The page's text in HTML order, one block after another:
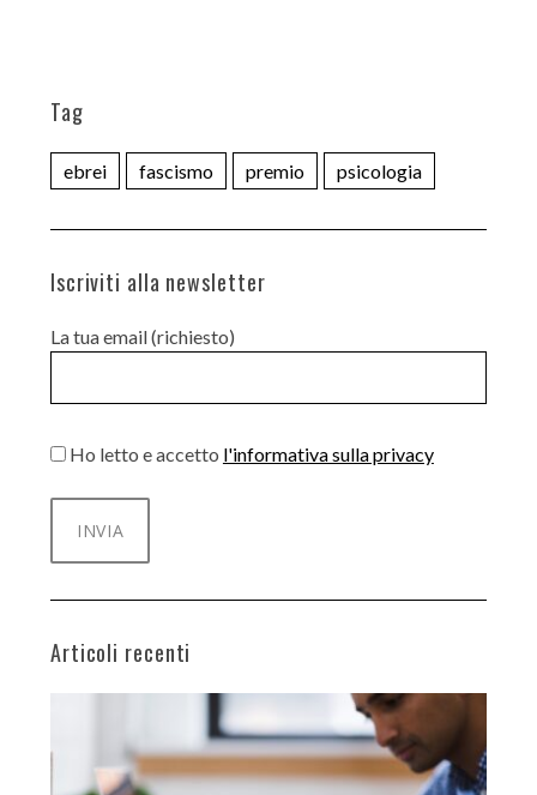
Tag
ebrei fascismo premio psicologia
Iscriviti alla newsletter
La tua email (richiesto)
Ho letto e accetto l'informativa sulla privacy
Articoli recenti